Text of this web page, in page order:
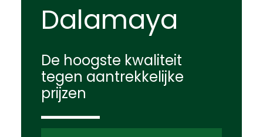
Dalamaya
De hoogste kwaliteit
tegen aantrekkelijke
prijzen